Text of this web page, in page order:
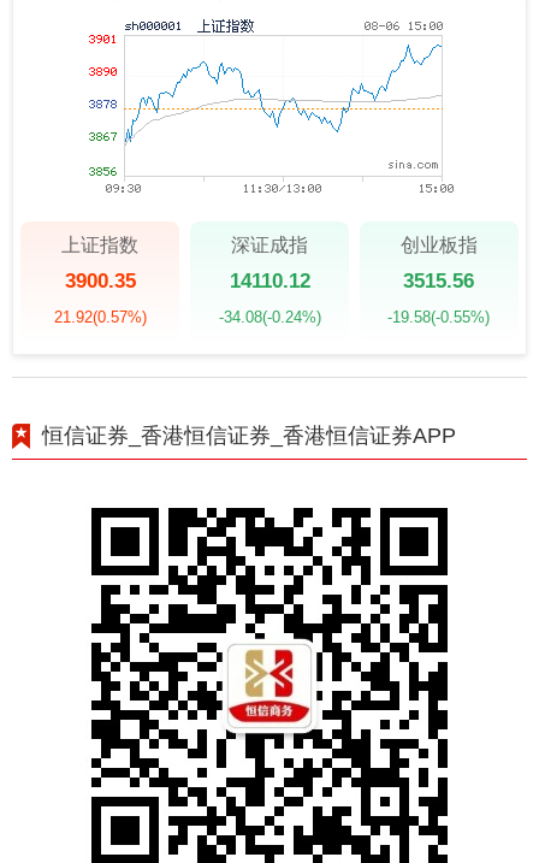
上证指数
3900.35
21.92(0.57%)
深证成指
14110.12
-34.08(-0.24%)
创业板指
3515.56
-19.58(-0.55%)
恒信证券_香港恒信证券_香港恒信证券APP